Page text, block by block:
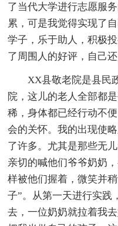
了当代大学进行志愿服
累，可是我觉得实现了
学子，乐于助人，积极
了周围人的好评，自己
XX县敬老院是县民
院，这儿的老人全部都
稀，身体都已经行动不
会的关怀。我的出现使
了许多。尤其是那些无
亲切的喊他们爷爷奶奶
样被他们握着，微笑并
子”。从第一天进行实践
去，一位奶奶就拉着我